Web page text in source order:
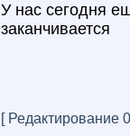
У нас сегодня
заканчивается
[ Редактирование